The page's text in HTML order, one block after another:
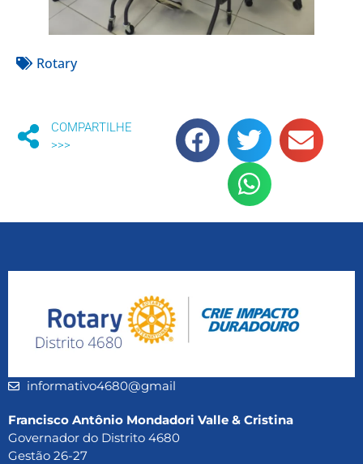
Rotary
COMPARTILHE
>>>
informativo4680@gmail
Francisco Antônio Mondadori Valle & Cristina
Governador do Distrito 4680
Gestão 26-27